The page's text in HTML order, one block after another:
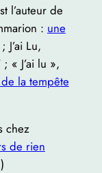
l’auteur de
: une
J’ai Lu,
« J’ai lu »,
la tempête
chez
de rien